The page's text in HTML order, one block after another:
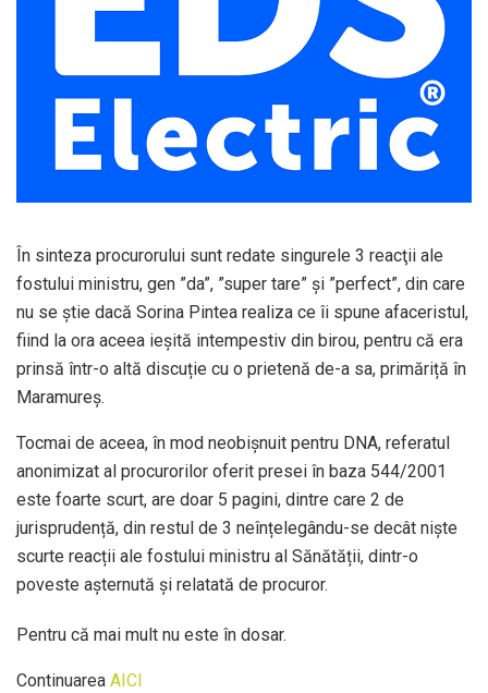
În sinteza procurorului sunt redate singurele 3 reacţii ale
fostului ministru, gen ”da”, ”super tare” și ”perfect”, din care
nu se știe dacă Sorina Pintea realiza ce îi spune afaceristul,
fiind la ora aceea ieşită intempestiv din birou, pentru că era
prinsă într-o altă discuție cu o prietenă de-a sa, primăriță în
Maramureș.
Tocmai de aceea, în mod neobișnuit pentru DNA, referatul
anonimizat al procurorilor oferit presei în baza 544/2001
este foarte scurt, are doar 5 pagini, dintre care 2 de
jurisprudență, din restul de 3 neînțelegându-se decât niște
scurte reacții ale fostului ministru al Sănătății, dintr-o
poveste așternută și relatată de procuror.
Pentru că mai mult nu este în dosar.
Continuarea AICI